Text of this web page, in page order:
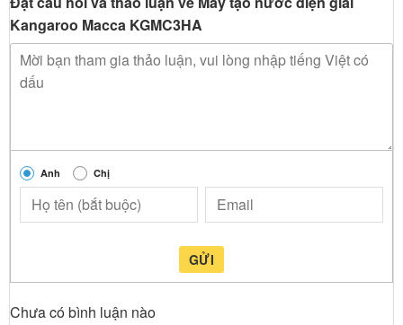
Kangaroo Macca KGMC3HA
Anh Chị
GỬI
Chưa có bình luận nào